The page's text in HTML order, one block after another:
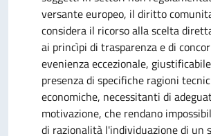
versante europeo, il diritto
considera il ricorso alla scelta
ai princìpi di trasparenza e di
evenienza eccezionale,
presenza di specifiche ragioni
economiche, necessitanti di
motivazione, che rendano
di razionalità l'individuazione di un